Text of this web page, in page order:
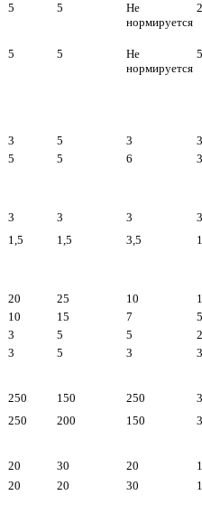
5 5
Не
нормируется
2
5 5
Не
нормируется
5
3 5 3
3
5 5 6
3
3 3 3
3
1,5 1,5 3,5
20 25 10
10 15 7
5
3 5 5
2
3 5 3
3
250 150 250
250 200 150
20 30 20
20 20 30